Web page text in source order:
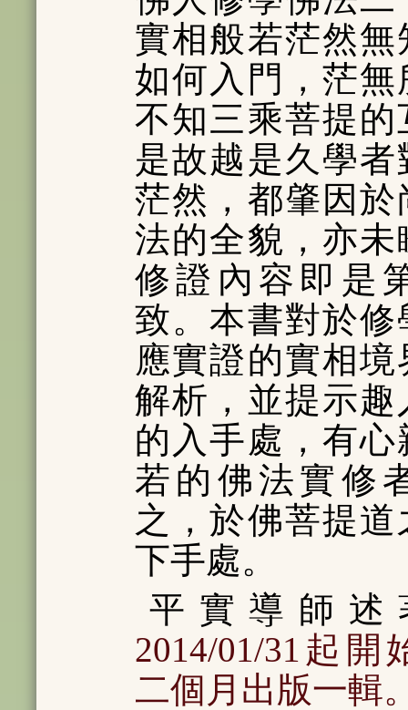
實相般若茫然
如何入門，茫
不知三乘菩提的
是故越是久學
茫然，都肇因於
法的全貌，亦未
修證內容即是
致。本書對於修
應實證的實相
解析，並提示趣
的入手處，有
若的佛法實修
之，於佛菩提
下手處。
平實導師述
2014/01/31起
二個月出版一輯